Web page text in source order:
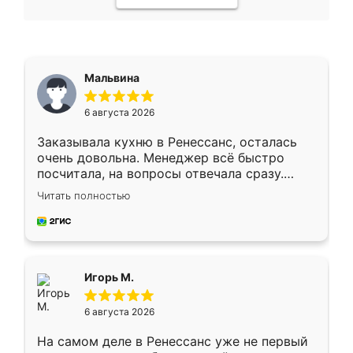
Мальвина
6 августа 2026
Заказывала кухню в Ренессанс, осталась
очень довольна. Менеджер всё быстро
посчитала, на вопросы отвечала сразу.
Замерщик приехал в субботу, подошёл к
делу со всей ответственностью. Собрали
за день, ребята работали аккуратно, даже
Читать полностью
Игорь М.
6 августа 2026
На самом деле в Ренессанс уже не первый